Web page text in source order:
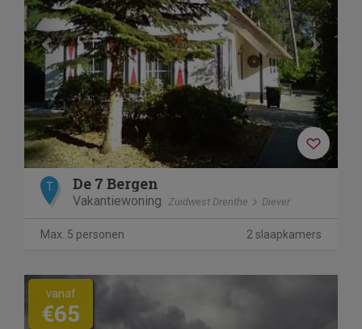
T De 7 Bergen
Vakantiewoning Zuidwest Drenthe Diever
Max. 5 personen 2 slaapkamers
vanaf
€65